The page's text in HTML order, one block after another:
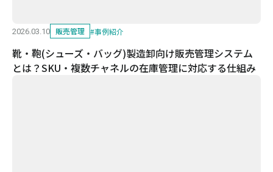
2026.03.10 販売管理 #事例紹介
靴・鞄(シューズ・バッグ)製造卸向け販売管理システム
とは？SKU・複数チャネルの在庫管理に対応する仕組み